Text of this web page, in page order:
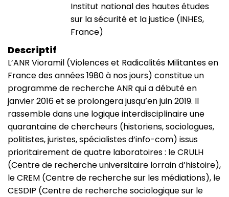
Institut national des hautes études
sur la sécurité et la justice (INHES,
France)
Descriptif
L’ANR Vioramil (Violences et Radicalités Militantes en
France des années 1980 à nos jours) constitue un
programme de recherche ANR qui a débuté en
janvier 2016 et se prolongera jusqu’en juin 2019. Il
rassemble dans une logique interdisciplinaire une
quarantaine de chercheurs (historiens, sociologues,
politistes, juristes, spécialistes d’info-com) issus
prioritairement de quatre laboratoires : le CRULH
(Centre de recherche universitaire lorrain d’histoire),
le CREM (Centre de recherche sur les médiations), le
CESDIP (Centre de recherche sociologique sur le